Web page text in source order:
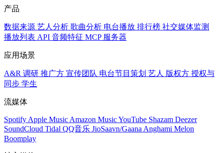
产品
数据来源 艺人分析 歌曲分析 电台播放 排行榜 社交媒体监测
播放列表 API 音频特征 MCP 服务器
应用场景
A&R 调研 推广方 宣传团队 电台节目策划 艺人 版权方 授权与
同步 学生
流媒体
Spotify Apple Music Amazon MusicYouTube Shazam Deezer
SoundCloud Tidal QQ音乐 JioSaavn/Gaana Anghami Melon
Boomplay